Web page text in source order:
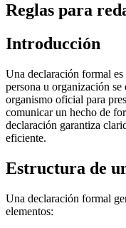
Reglas para
Introducción
Una declaración formal
persona u organización
organismo oficial para
comunicar un hecho de
declaración garantiza
eficiente.
Estructura de
Una declaración formal
elementos: